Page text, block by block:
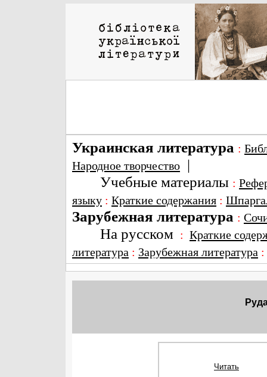
Украинская литература :
Народное творчество |
Учебные материалы :
языку : Краткие содержания :
Зарубежная литература :
На русском : Краткие
литература : Зарубежная литература
Читать